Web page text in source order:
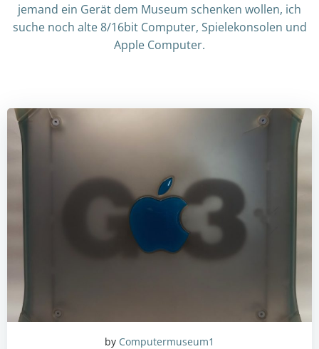
jemand ein Gerät dem Museum schenken wollen, ich
suche noch alte 8/16bit Computer, Spielekonsolen und
Apple Computer.
by Computermuseum1